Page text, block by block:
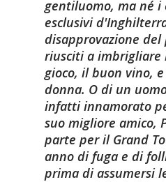
gentiluomo, ma né i
esclusivi
disapprovazione del
riusciti a imbrigliare
gioco, il buon vino,
donna. O di un
infatti innamorato
suo migliore amico,
parte per il Grand
anno di fuga e di
prima di assumersi